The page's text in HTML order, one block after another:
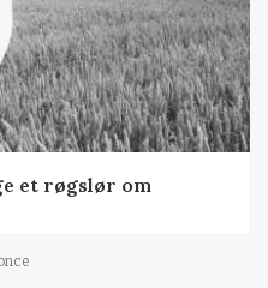
et røgslør om